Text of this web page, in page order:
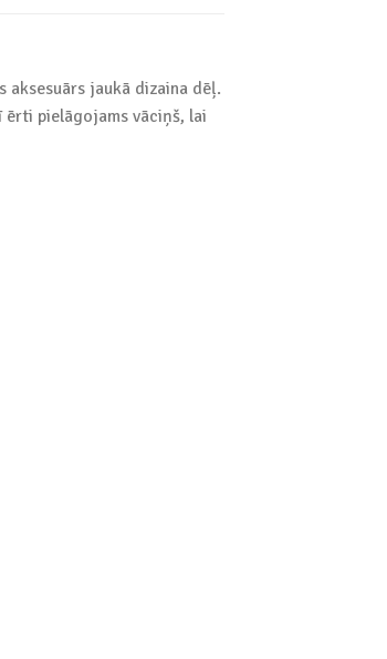
aksesuārs jaukā dizaina dēļ.
ērti pielāgojams vāciņš, lai